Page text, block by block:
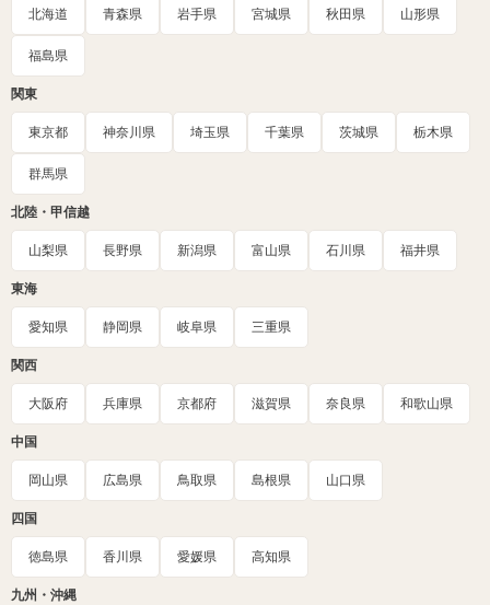
北海道 青森県 岩手県 宮城県 秋田県 山形県
福島県
関東
東京都 神奈川県 埼玉県 千葉県 茨城県 栃木県
群馬県
北陸・甲信越
山梨県 長野県 新潟県 富山県 石川県 福井県
東海
愛知県 静岡県 岐阜県 三重県
関西
大阪府 兵庫県 京都府 滋賀県 奈良県 和歌山県
中国
岡山県 広島県 鳥取県 島根県 山口県
四国
徳島県 香川県 愛媛県 高知県
九州・沖縄